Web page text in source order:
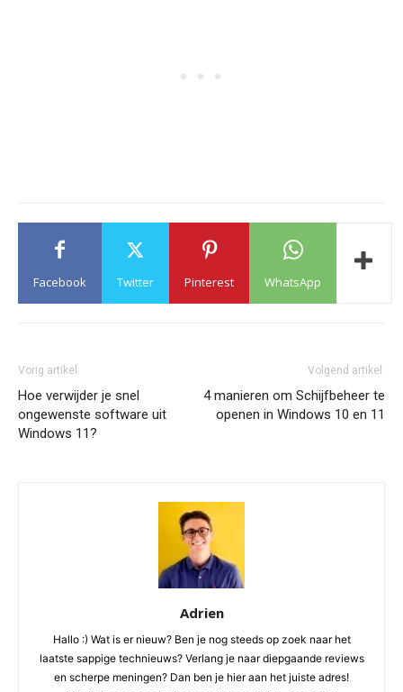
Facebook Twitter Pinterest WhatsApp
Vorig artikel:
Hoe verwijder je snel
ongewenste software uit
Windows 11?
Volgend artikel:
4 manieren om Schijfbeheer te
openen in Windows 10 en 11
Adrien
Hallo :) Wat is er nieuw? Ben je nog steeds op zoek naar het
laatste sappige technieuws? Verlang je naar diepgaande reviews
en scherpe meningen? Dan ben je hier aan het juiste adres!